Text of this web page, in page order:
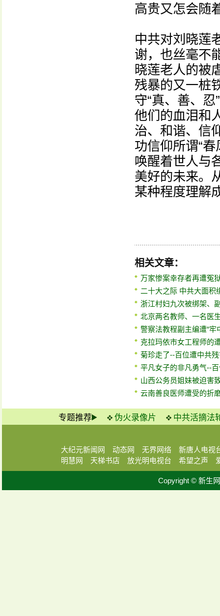
高贵又怎会随
中共对刘晓莲
谢，也丝毫不
晓莲老人的被
残暴的又一桩
守“真、善、
他们的血泪和
治、和谐、信
功信仰所谓“
唤醒着世人与
美好的未来。
某种程度理解
相关文章：
万家惨案幸存者再遭冤
二十大之际 中共大面积
浙江村妇九次被绑架、
北京两名教师、一名医
警察法教程副主编遭“牢
克拉玛依市女工程师的
菊珍走了--百位遭中共
平凡女子的非凡勇气--
山西公务员姐妹被迫害
云南善良医师遭受的折
专题推荐 伪火录像片 中共活摘法
大纪元新闻网 动态网 无界网络
新唐人电视
明慧网
天梯书店 放光明电视台 希望之声
Copyright © 新生